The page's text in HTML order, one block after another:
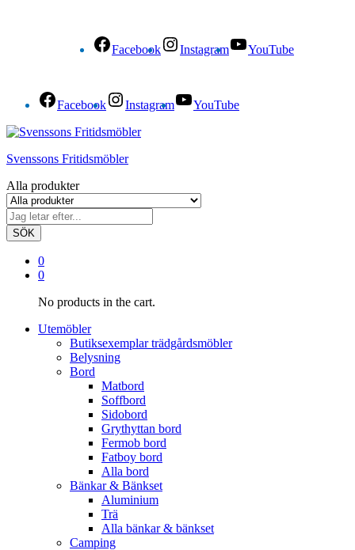
Facebook Instagram YouTube
Facebook Instagram YouTube
Svenssons Fritidsmöbler
Alla produkter
SÖK
0
0
No products in the cart.
Utemöbler
Butiksexemplar trädgårdsmöbler
Belysning
Bord
Matbord
Soffbord
Sidobord
Grythyttan bord
Fermob bord
Fatboy bord
Alla bord
Bänkar & Bänkset
Aluminium
Trä
Alla bänkar & bänkset
Camping